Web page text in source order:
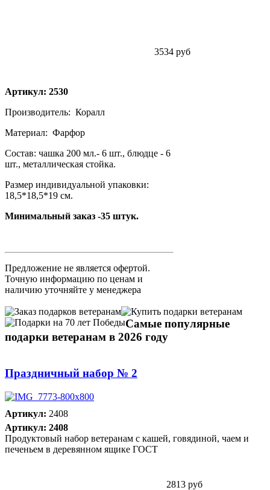
3534 руб
Артикул: 2530
Производитель: Коралл
Материал: Фарфор
Состав: чашка 200 мл.- 6 шт., блюдце - 6
шт., металлическая стойка.
Размер индивидуальной упаковки:
18,5*18,5*19 см.
Минимальный заказ -35 штук.
Предложение не является офертой.
Точную информацию по ценам и
наличию уточняйте у менеджера
Самые популярные
подарки ветеранам в 2026 году
Праздничный набор № 2
Артикул: 2408
Артикул: 2408
Продуктовый набор ветеранам с кашей, говядиной, чаем и
печеньем в деревянном ящике ГОСТ
2813 руб